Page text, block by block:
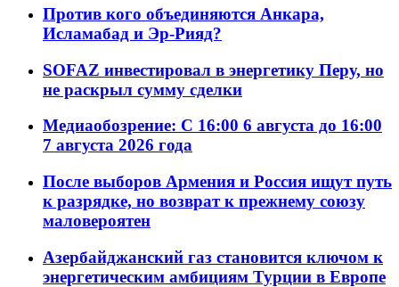
Против кого объединяются Анкара,
Исламабад и Эр-Рияд?
SOFAZ инвестировал в энергетику Перу, но
не раскрыл сумму сделки
Медиаобозрение: С 16:00 6 августа до 16:00
7 августа 2026 года
После выборов Армения и Россия ищут путь
к разрядке, но возврат к прежнему союзу
маловероятен
Азербайджанский газ становится ключом к
энергетическим амбициям Турции в Европе